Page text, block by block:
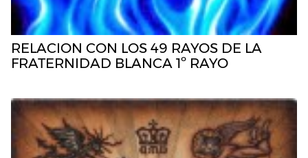
RELACION CON LOS 49 RAYOS DE LA
FRATERNIDAD BLANCA 1º RAYO